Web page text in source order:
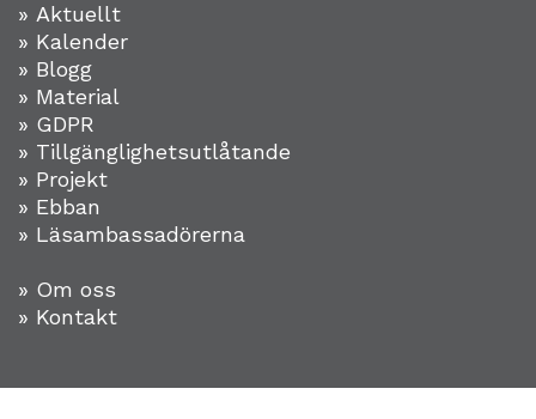
» Aktuellt
» Kalender
» Blogg
» Material
» GDPR
» Tillgänglighetsutlåtande
» Projekt
» Ebban
» Läsambassadörerna
» Om oss
» Kontakt